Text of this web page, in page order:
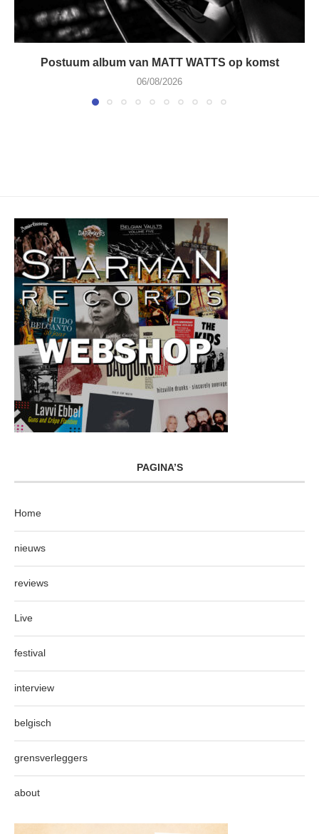
Postuum album van MATT WATTS op komst
06/08/2026
PAGINA’S
Home
nieuws
reviews
Live
festival
interview
belgisch
grensverleggers
about